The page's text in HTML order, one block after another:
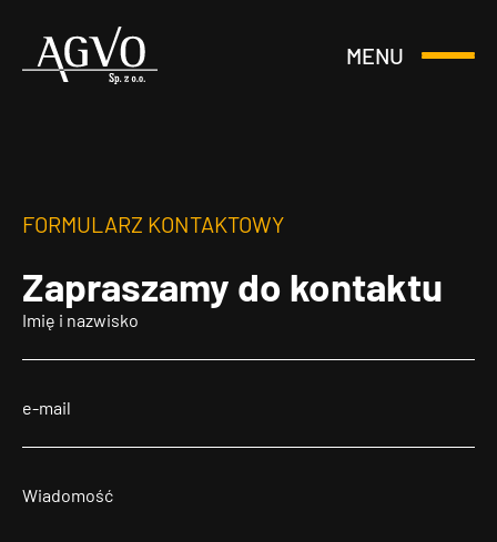
Header
MENU
Otwórz
FORMULARZ KONTAKTOWY
Zapraszamy do kontaktu